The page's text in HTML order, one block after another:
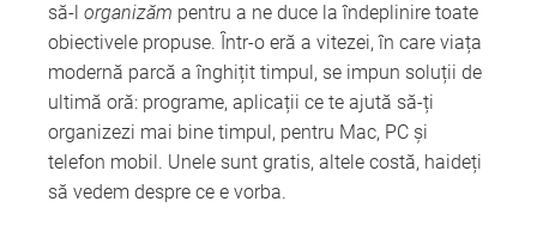
să-l organizăm pentru a ne duce la îndeplinire toate
obiectivele propuse. Într-o eră a vitezei, în care viața
modernă parcă a înghițit timpul, se impun soluții de
ultimă oră: programe, aplicații ce te ajută să-ți
organizezi mai bine timpul, pentru Mac, PC și
telefon mobil. Unele sunt gratis, altele costă, haideți
să vedem despre ce e vorba.